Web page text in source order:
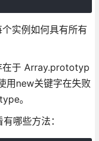
实例如何具有所有
在于 Array.prototyp
用new关键字在失败
。
哪些方法：